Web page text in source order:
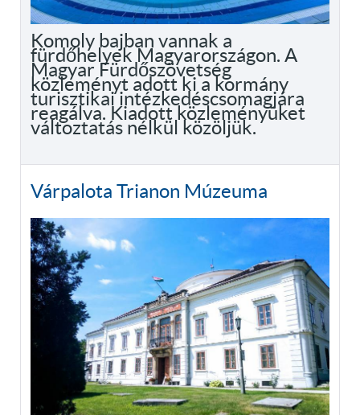
Komoly bajban vannak a
fürdőhelyek Magyarországon. A
Magyar Fürdőszövetség
közleményt adott ki a kormány
turisztikai intézkedéscsomagjára
reagálva. Kiadott közleményüket
változtatás nélkül közöljük.
Várpalota Trianon Múzeuma